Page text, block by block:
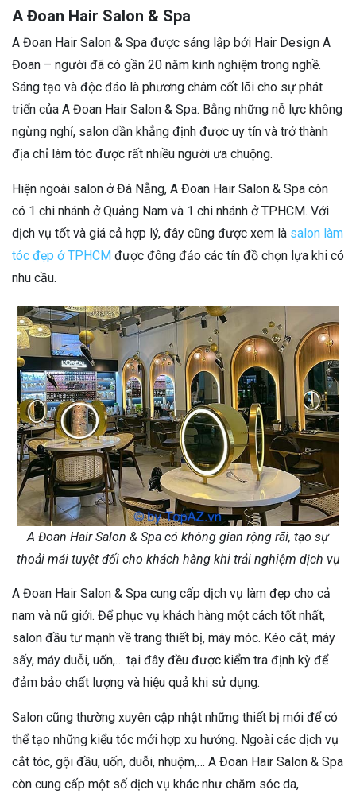
A Đoan Hair Salon & Spa
A Đoan Hair Salon & Spa được sáng lập bởi Hair Design A
Đoan – người đã có gần 20 năm kinh nghiệm trong nghề.
Sáng tạo và độc đáo là phương châm cốt lõi cho sự phát
triển của A Đoan Hair Salon & Spa. Bằng những nỗ lực không
ngừng nghỉ, salon dần khẳng định được uy tín và trở thành
địa chỉ làm tóc được rất nhiều người ưa chuộng.
Hiện ngoài salon ở Đà Nẵng, A Đoan Hair Salon & Spa còn
có 1 chi nhánh ở Quảng Nam và 1 chi nhánh ở TPHCM. Với
dịch vụ tốt và giá cả hợp lý, đây cũng được xem là salon làm
tóc đẹp ở TPHCM được đông đảo các tín đồ chọn lựa khi có
nhu cầu.
A Đoan Hair Salon & Spa có không gian rộng rãi, tạo sự
thoải mái tuyệt đối cho khách hàng khi trải nghiệm dịch vụ
A Đoan Hair Salon & Spa cung cấp dịch vụ làm đẹp cho cả
nam và nữ giới. Để phục vụ khách hàng một cách tốt nhất,
salon đầu tư mạnh về trang thiết bị, máy móc. Kéo cắt, máy
sấy, máy duỗi, uốn,… tại đây đều được kiểm tra định kỳ để
đảm bảo chất lượng và hiệu quả khi sử dụng.
Salon cũng thường xuyên cập nhật những thiết bị mới để có
thể tạo những kiểu tóc mới hợp xu hướng. Ngoài các dịch vụ
cắt tóc, gội đầu, uốn, duỗi, nhuộm,… A Đoan Hair Salon & Spa
còn cung cấp một số dịch vụ khác như chăm sóc da,